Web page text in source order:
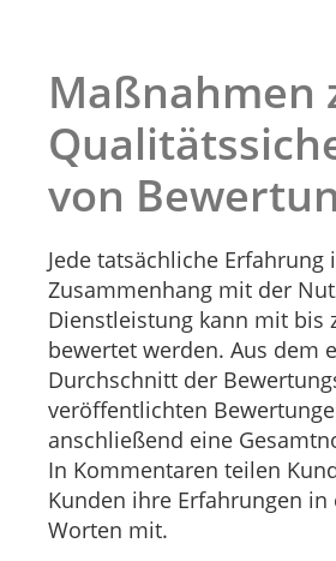
Maßnahmen
von
Jede tatsächliche Erfahrung
Zusammenhang mit der
Dienstleistung kann mit bis
bewertet werden. Aus dem
Durchschnitt der
veröffentlichten
anschließend eine
In Kommentaren teilen
Kunden ihre Erfahrungen in
Worten mit.